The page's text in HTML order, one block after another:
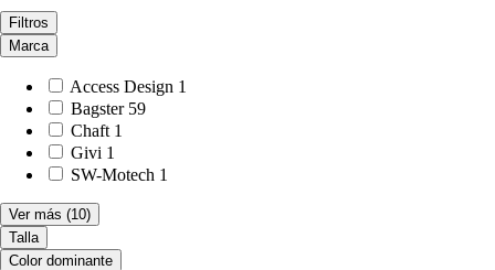
Filtros
Marca
Access Design 1
Bagster 59
Chaft 1
Givi 1
SW-Motech 1
Ver más (10)
Talla
Color dominante